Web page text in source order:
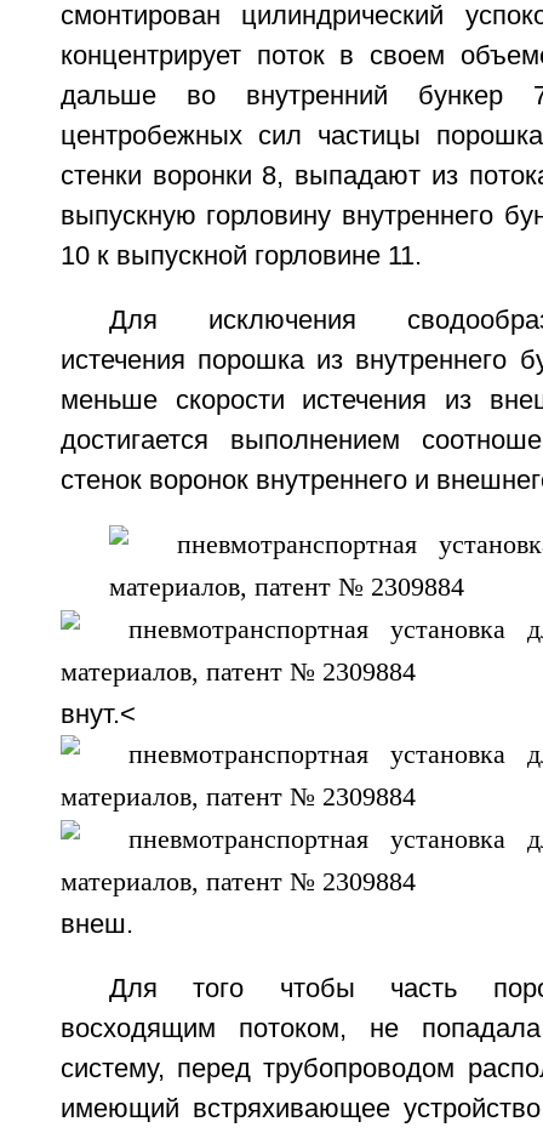
смонтирован цилиндрический
концентрирует поток в своем
дальше во внутренний бункер
центробежных сил частицы
стенки воронки 8, выпадают из
выпускную горловину внутреннего
10 к выпускной горловине 11.
Для исключения
истечения порошка из внутреннего
меньше скорости истечения из
достигается выполнением
стенок воронок внутреннего и
внут.<
внеш.
Для того чтобы часть
восходящим потоком, не
систему, перед трубопроводом
имеющий встряхивающее